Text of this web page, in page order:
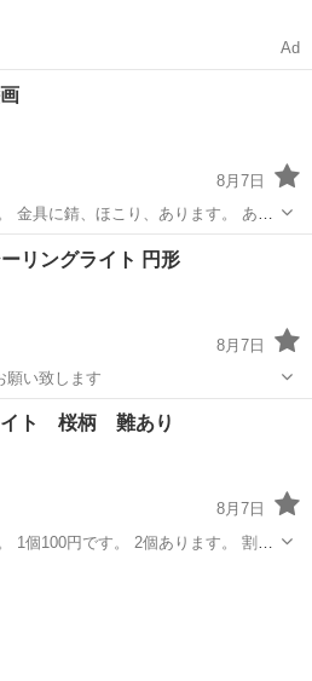
Ad
8月7日
インテリア雑貨/小物
リングライト 円形
8月7日
願い致します
照明器具
イト 桜柄 難あり
8月7日